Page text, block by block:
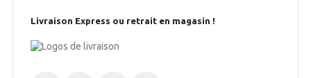
Livraison Express ou retrait en magasin !